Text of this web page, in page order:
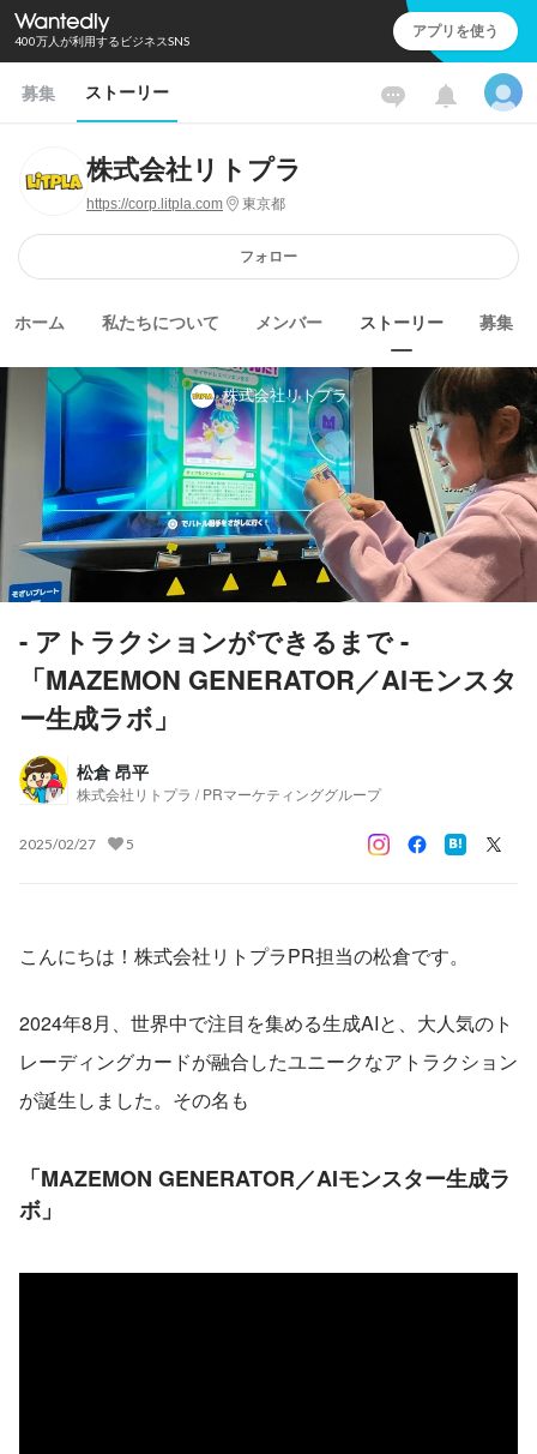
400万人が利用するビジネスSNS アプリを使う
募集 ストーリー
株式会社リトプラ
https://corp.litpla.com 東京都
フォロー
ホーム 私たちについて メンバー ストーリー 募集
株式会社リトプラ
- アトラクションができるまで -
「MAZEMON GENERATOR／AIモンスタ
ー生成ラボ」
松倉 昂平
株式会社リトプラ / PRマーケティンググループ
2025/02/27 5
こんにちは！株式会社リトプラPR担当の松倉です。
2024年8月、世界中で注目を集める生成AIと、大人気のト
レーディングカードが融合したユニークなアトラクション
が誕生しました。その名も
「MAZEMON GENERATOR／AIモンスター生成ラ
ボ」